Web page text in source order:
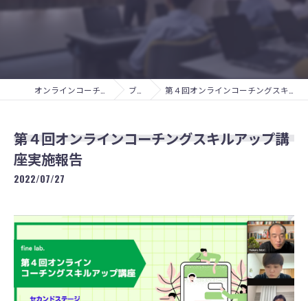
ブログ 第４回オンラインコーチングスキルアップ講座実施報告
第４回オンラインコーチングスキルアップ講
座実施報告
2022/07/27